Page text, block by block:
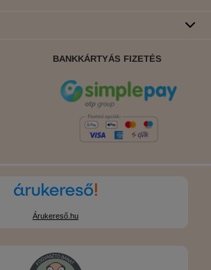
BANKKÁRTYÁS FIZETÉS
Árukereső.hu